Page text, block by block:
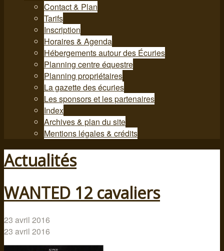
Contact & Plan
Tarifs
Inscription
Horaires & Agenda
Hébergements autour des Écuries
Planning centre équestre
Planning propriétaires
La gazette des écuries
Les sponsors et les partenaires
Index
Archives & plan du site
Mentions légales & crédits
Actualités
WANTED 12 cavaliers
23 avril 2016
23 avril 2016